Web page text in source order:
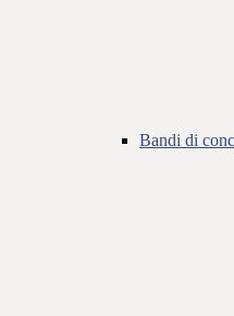
Bandi di